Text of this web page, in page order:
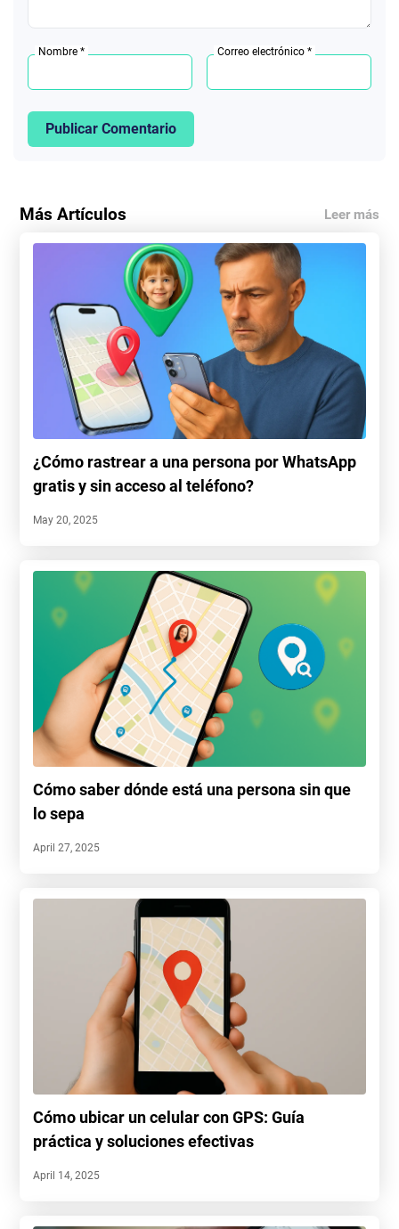
Nombre * Correo electrónico *
Publicar Comentario
Más Artículos Leer más
¿Cómo rastrear a una persona por WhatsApp
gratis y sin acceso al teléfono?
May 20, 2025
Cómo saber dónde está una persona sin que
lo sepa
April 27, 2025
Cómo ubicar un celular con GPS: Guía
práctica y soluciones efectivas
April 14, 2025